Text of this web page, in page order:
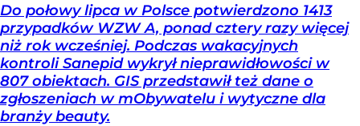
Do połowy lipca w Polsce potwierdzono 1413
przypadków WZW A, ponad cztery razy więcej
niż rok wcześniej. Podczas wakacyjnych
kontroli Sanepid wykrył nieprawidłowości w
807 obiektach. GIS przedstawił też dane o
zgłoszeniach w mObywatelu i wytyczne dla
branży beauty.